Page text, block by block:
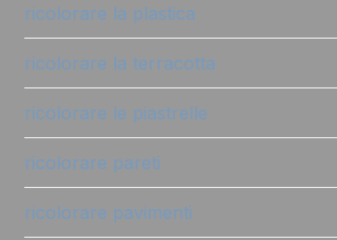
ricolorare la plastica
ricolorare la terracotta
ricolorare le piastrelle
ricolorare pareti
ricolorare pavimenti